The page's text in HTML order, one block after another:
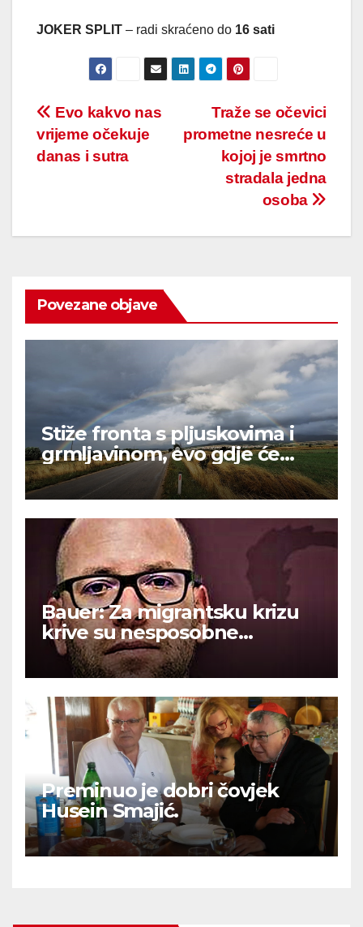
JOKER SPLIT – radi skraćeno do 16 sati
Post
navigation
Traže se očevici
prometne nesreće u
kojoj je smrtno
stradala jedna
osoba
Evo kakvo nas
vrijeme očekuje
danas i sutra
Povezane objave
Stiže fronta s pljuskovima i
grmljavinom, evo gdje će
najviše osvježiti
Bauer: Za migrantsku krizu
krive su nesposobne
ljevičarske vlasti.
Preminuo je dobri čovjek
Husein Smajić.